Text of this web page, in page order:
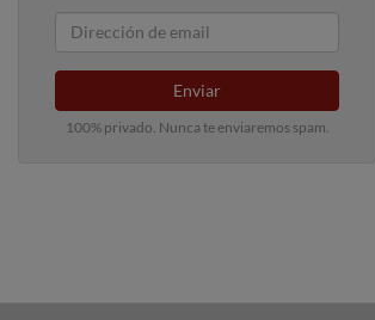
Enviar
100% privado. Nunca te enviaremos spam.